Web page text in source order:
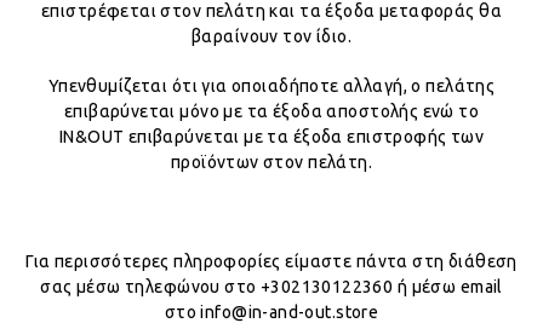
επιστρέφεται στον πελάτη και τα έξοδα μεταφοράς θα
βαραίνουν τον ίδιο.
Υπενθυμίζεται ότι για οποιαδήποτε αλλαγή, ο πελάτης
επιβαρύνεται μόνο με τα έξοδα αποστολής ενώ το
IN&OUT επιβαρύνεται με τα έξοδα επιστροφής των
προϊόντων στον πελάτη.
Για περισσότερες πληροφορίες είμαστε πάντα στη διάθεση
σας μέσω τηλεφώνου στο +302130122360 ή μέσω email
στο info@in-and-out.store